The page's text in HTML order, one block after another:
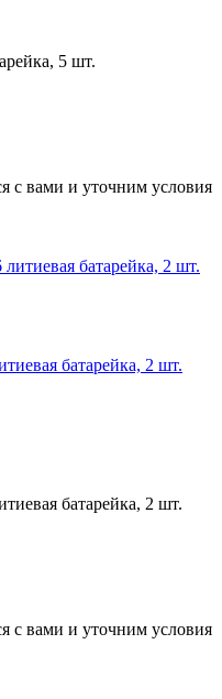
5 шт.
с вами и уточним условия
батарейка, 2 шт.
батарейка, 2 шт.
с вами и уточним условия